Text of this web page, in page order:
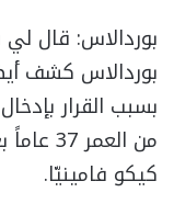
بوردالاس: قال
بوردالاس كشف
بسبب القرار
من
كيكو فامينيّا.